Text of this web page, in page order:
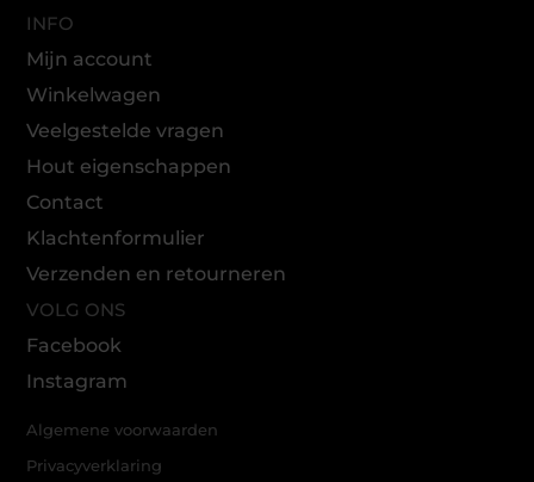
INFO
Mijn account
Winkelwagen
Veelgestelde vragen
Hout eigenschappen
Contact
Klachtenformulier
Verzenden en retourneren
VOLG ONS
Facebook
Instagram
Algemene voorwaarden
Privacyverklaring